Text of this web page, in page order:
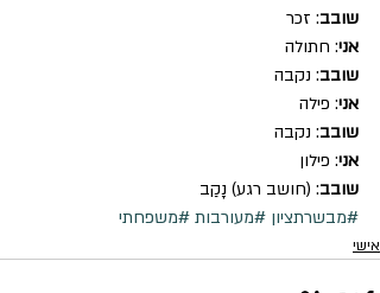
שובב: זכר
אני: חתולה
שובב: נקבה
אני: פילה
שובב: נקבה
אני: פילון
שובב: (חושב רגע) נָקַב
#מבשרתציון #מעורבות #משפחתי
אישי